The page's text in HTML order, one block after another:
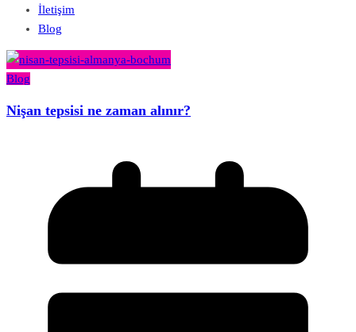
İletişim
Blog
Blog
Nişan tepsisi ne zaman alınır?